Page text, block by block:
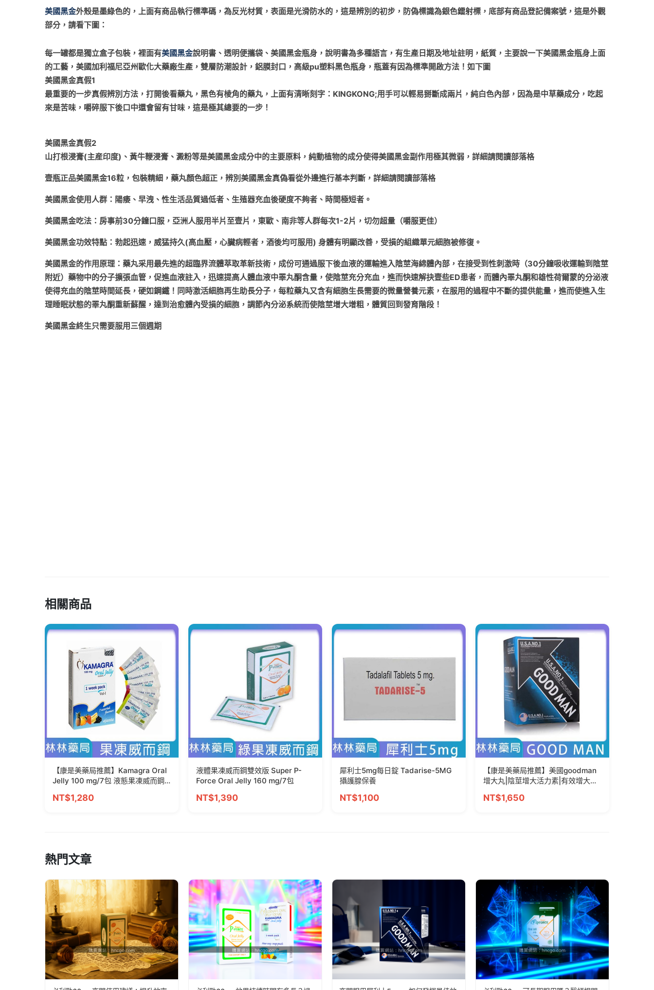
美國黑金外殼是墨綠色的，上面有商品執行標準碼，為反光材質，表面是光滑防水的，這是辨別的初步，防偽標識為銀色鐳射標，底部有商品登記備案號，這是外觀
部分，請看下圖：
每一罐都是獨立盒子包裝，裡面有美國黑金說明書、透明便攜袋、美國黑金瓶身，說明書為多種語言，有生產日期及地址註明，紙質，主要說一下美國黑金瓶身上面
的工藝，美國加利福尼亞州歐化大藥廠生產，雙層防潮設計，鋁膜封口，高級pu塑料黑色瓶身，瓶蓋有因為標準開啟方法！如下圖
美國黑金真假1
最重要的一步真假辨別方法，打開後看藥丸，黑色有棱角的藥丸，上面有清晰刻字：KINGKONG;用手可以輕易掰斷成兩片，純白色內部，因為是中草藥成分，吃起
來是苦味，嚼碎服下後口中還會留有甘味，這是極其總要的一步！
美國黑金真假2
山打根浸膏(主産印度)、黃牛鞭浸膏、澱粉等是美國黑金成分中的主要原料，純動植物的成分使得美國黑金副作用極其微弱，詳細請閱讀部落格
壹瓶正品美國黑金16粒，包裝精細，藥丸顏色超正，辨別美國黑金真偽看從外邊進行基本判斷，詳細請閱讀部落格
美國黑金使用人群：陽痿、早洩、性生活品質過低者、生殖器充血後硬度不夠者、時間極短者。
美國黑金吃法：房事前30分鐘口服，亞洲人服用半片至壹片，東歐、南非等人群每次1-2片，切勿超量（嚼服更佳）
美國黑金功效特點：勃起迅速，威猛持久(高血壓，心臟病輕者，酒後均可服用) 身體有明顯改善，受損的組織單元細胞被修復。
美國黑金的作用原理：藥丸采用最先進的超臨界流體萃取革新技術，成份可通過服下後血液的運輸進入陰莖海綿體內部，在接受到性刺激時（30分鐘吸收運輸到陰莖
附近）藥物中的分子擴張血管，促進血液註入，迅速提高人體血液中睪丸酮含量，使陰莖充分充血，進而快速解抉壹些ED患者，而體內睪丸酮和雄性荷爾蒙的分泌液
使得充血的陰莖時間延長，硬如鋼鐵！同時激活細胞再生助長分子，每粒藥丸又含有細胞生長需要的微量營養元素，在服用的過程中不斷的提供能量，進而使進入生
理睡眠狀態的睪丸酮重新蘇醒，達到治愈體內受損的細胞，調節內分泌系統而使陰莖增大增粗，體質回到發育階段！
美國黑金終生只需要服用三個週期
相關商品
【康是美藥局推薦】Kamagra Oral
Jelly 100 mg/7包 液態果凍威而鋼 7
NT$1,280
液體果凍威而鋼雙效版 Super P-
Force Oral Jelly 160 mg/7包
NT$1,390
犀利士5mg每日錠 Tadarise-5MG
攝護腺保養
NT$1,100
【康是美藥局推薦】美國goodman
增大丸|陰莖增大活力素|有效增大增
NT$1,650
熱門文章